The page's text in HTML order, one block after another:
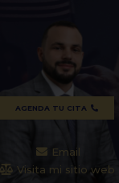
AGENDA TU CITA
Email
Visita mi sitio web